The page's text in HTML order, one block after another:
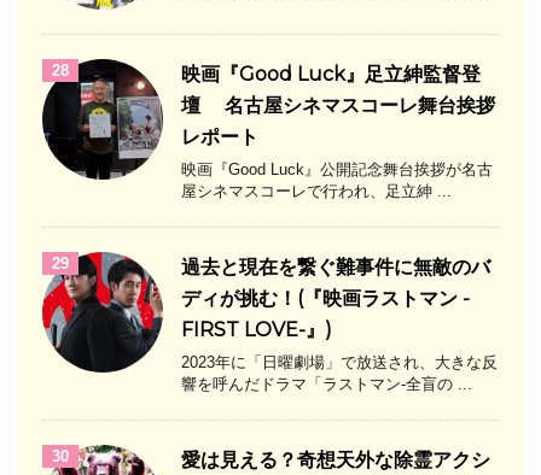
28
映画『Good Luck』足立紳監督登
壇 名古屋シネマスコーレ舞台挨拶
レポート
映画『Good Luck』公開記念舞台挨拶が名古
屋シネマスコーレで行われ、足立紳 ...
29
過去と現在を繋ぐ難事件に無敵のバ
ディが挑む！(『映画ラストマン -
FIRST LOVE-』)
2023年に「日曜劇場」で放送され、大きな反
響を呼んだドラマ「ラストマン-全盲の ...
30
愛は見える？奇想天外な除霊アクシ